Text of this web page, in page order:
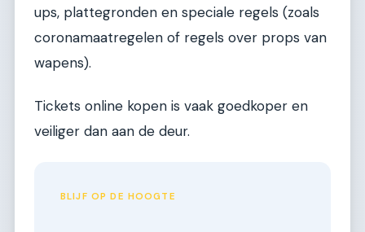
ups, plattegronden en speciale regels (zoals
coronamaatregelen of regels over props van
wapens).
Tickets online kopen is vaak goedkoper en
veiliger dan aan de deur.
BLIJF OP DE HOOGTE